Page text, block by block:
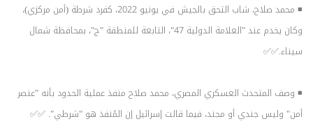
◾ محمد صلاح، شاب التحق بالجيش في يونيو 2022، كفرد شرطة (أمن مركزي)،
وكان يخدم عند "العلامة الدولية 47"، التابعة للمنطقة "ج"، بمحافظة شمال
سيناء.✅✅
◾ وصف المتحدث العسكري المصري، محمد صلاح منفذ عملية الحدود بأنه "عنصر
أمن" وليس جندي أو مجند، فيما قالت إسرائيل إن المُنفذ هو "شرطي". ✅✅